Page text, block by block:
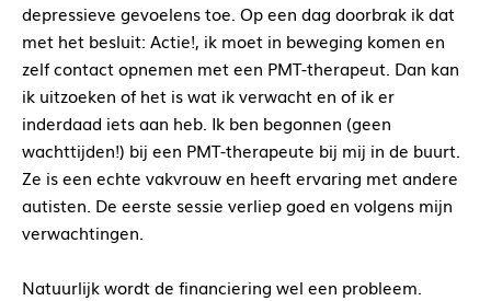
depressieve gevoelens toe. Op een dag doorbrak ik dat
met het besluit: Actie!, ik moet in beweging komen en
zelf contact opnemen met een PMT-therapeut. Dan kan
ik uitzoeken of het is wat ik verwacht en of ik er
inderdaad iets aan heb. Ik ben begonnen (geen
wachttijden!) bij een PMT-therapeute bij mij in de buurt.
Ze is een echte vakvrouw en heeft ervaring met andere
autisten. De eerste sessie verliep goed en volgens mijn
verwachtingen.
Natuurlijk wordt de financiering wel een probleem.